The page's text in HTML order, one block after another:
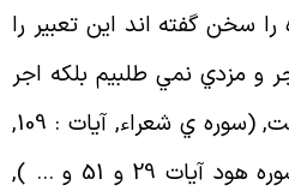
گفته اند اين تعبير را
مزدي نمي طلبيم بلكه اجر
ما تنها بر خداوند بزرگ است, (سوره ي شعراء, آيات : 109,
127, 145, 164 و 180 – سوره هود آيات 29 و 51 و … ),